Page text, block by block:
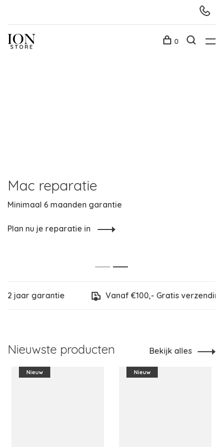
0
Mac reparatie
Minimaal 6 maanden garantie
Plan nu je reparatie in
jaar garantie Vanaf €100,- Gratis verzending
Nieuwste producten Bekijk alles
Nieuw Nieuw